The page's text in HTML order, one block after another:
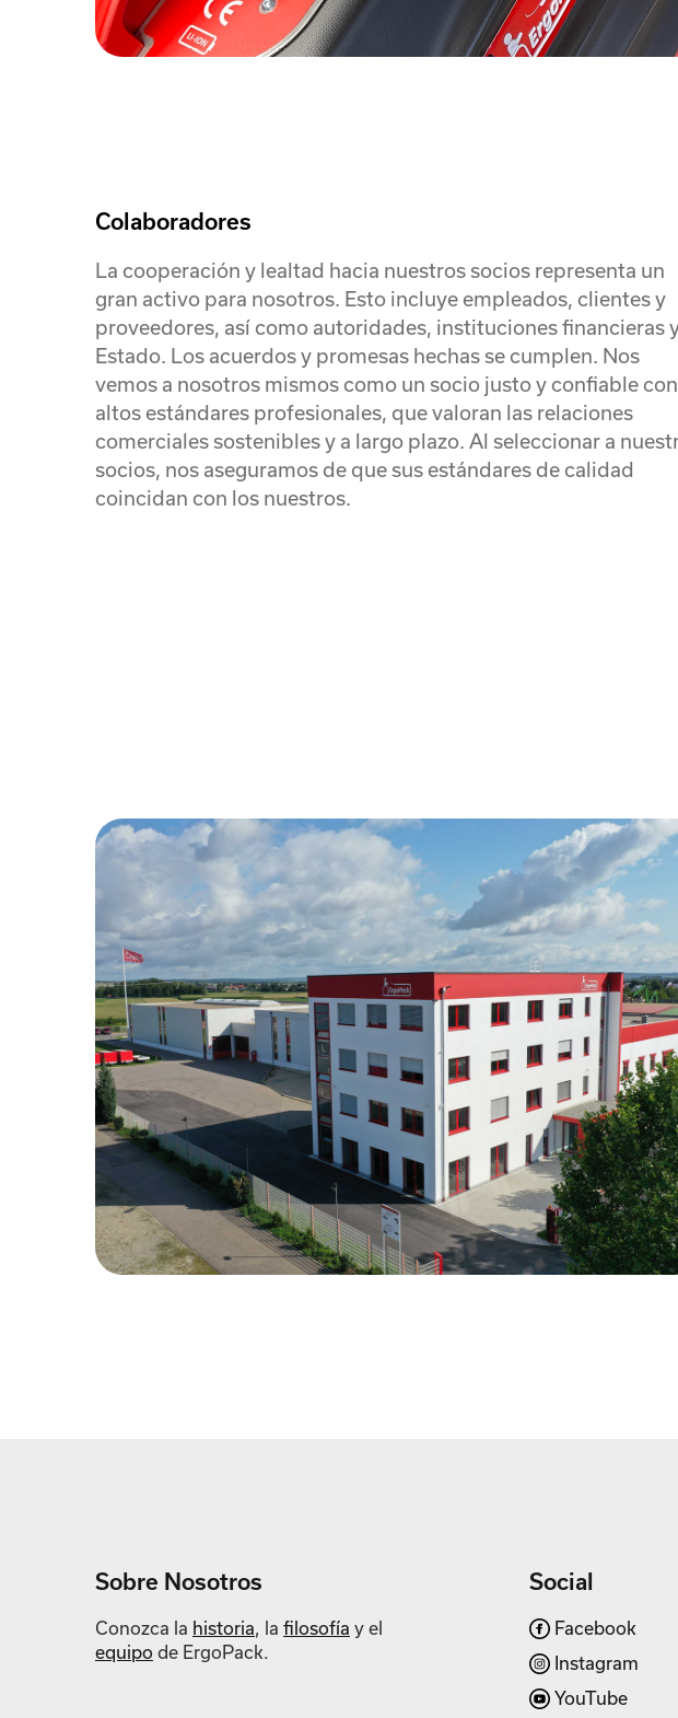
Colaboradores
La cooperación y lealtad hacia nuestros socios representa un
gran activo para nosotros. Esto incluye empleados, clientes y
proveedores, así como autoridades, instituciones financieras
Estado. Los acuerdos y promesas hechas se cumplen. Nos
vemos a nosotros mismos como un socio justo y confiable con
altos estándares profesionales, que valoran las relaciones
comerciales sostenibles y a largo plazo. Al seleccionar a
socios, nos aseguramos de que sus estándares de calidad
coincidan con los nuestros.
Sobre Nosotros
Conozca la historia , la filosofía y el
equipo de ErgoPack.
Social
Facebook
Instagram
YouTube